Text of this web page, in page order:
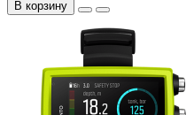
В корзину